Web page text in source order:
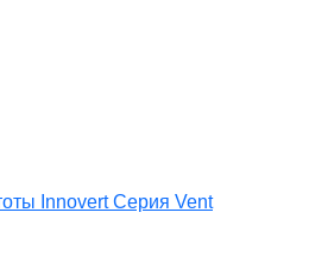
Innovert Серия Vent